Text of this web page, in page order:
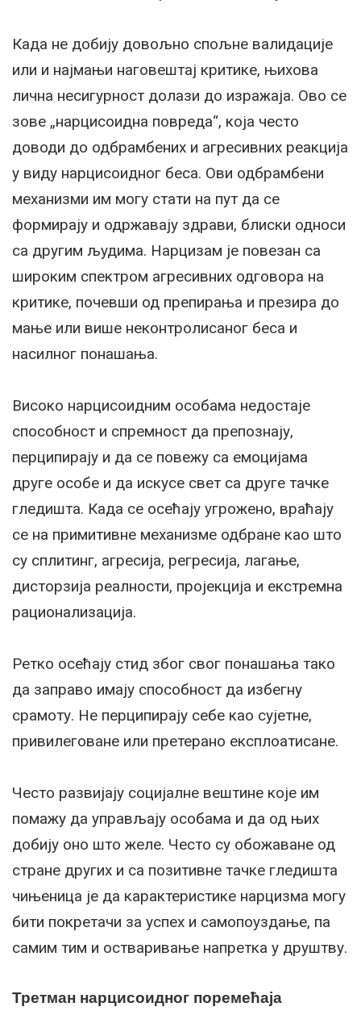
Када не добију довољно спољне валидације
или и најмањи наговештај критике, њихова
лична несигурност долази до изражаја. Ово се
зове „нарцисоидна повреда“, која често
доводи до одбрамбених и агресивних реакција
у виду нарцисоидног беса. Ови одбрамбени
механизми им могу стати на пут да се
формирају и одржавају здрави, блиски односи
са другим људима. Нарцизам је повезан са
широким спектром агресивних одговора на
критике, почевши од препирања и презира до
мање или више неконтролисаног беса и
насилног понашања.
Високо нарцисоидним особама недостаје
способност и спремност да препознају,
перципирају и да се повежу са емоцијама
друге особе и да искусе свет са друге тачке
гледишта. Када се осећају угрожено, враћају
се на примитивне механизме одбране као што
су сплитинг, агресија, регресија, лагање,
дисторзија реалности, пројекција и екстремна
рационализација.
Ретко осећају стид због свог понашања тако
да заправо имају способност да избегну
срамоту. Не перципирају себе као сујетне,
привилеговане или претерано експлоатисане.
Често развијају социјалне вештине које им
помажу да управљају особама и да од њих
добију оно што желе. Често су обожаване од
стране других и са позитивне тачке гледишта
чињеница је да карактеристике нарцизма могу
бити покретачи за успех и самопоуздање, па
самим тим и остваривање напретка у друштву.
Третман нарцисоидног поремећаја